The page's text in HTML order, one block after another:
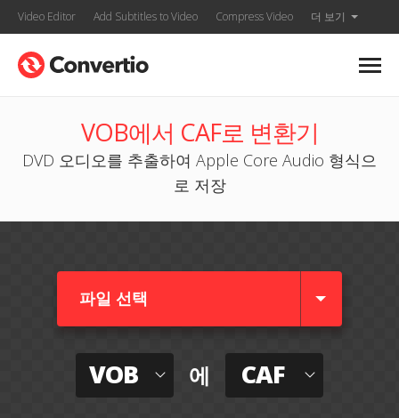
Video Editor Add Subtitles to Video Compress Video 더 보기
VOB에서 CAF로 변환기
DVD 오디오를 추출하여 Apple Core Audio 형식으
로 저장
파일 선택
VOB 에 CAF